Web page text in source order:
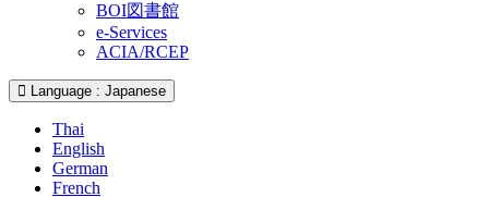
BOI図書館
e-Services
ACIA/RCEP
Language : Japanese
Thai
English
German
French